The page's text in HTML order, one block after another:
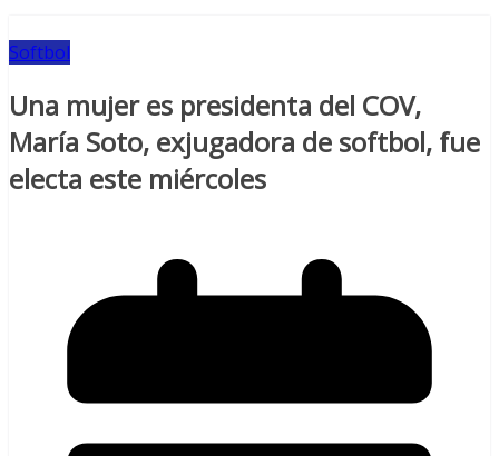
Softbol
Una mujer es presidenta del COV,
María Soto, exjugadora de softbol, fue
electa este miércoles